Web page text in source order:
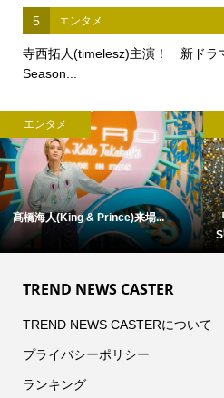
5 エンタメ
寺西拓人(timelesz)主演！ 新ドラ
Season...
エンタメ
浜田省吾 『ON THE ROAD 1988』
...
TREND NEWS CASTER
TREND NEWS CASTERについて
プライバシーポリシー
ランキング